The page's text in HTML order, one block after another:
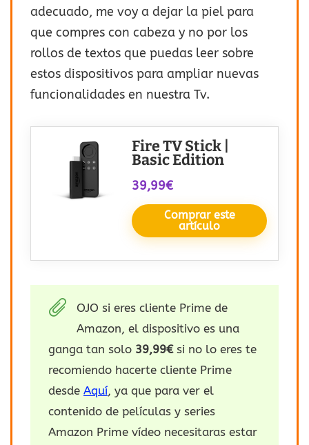
adecuado, me voy a dejar la piel para
que compres con cabeza y no por los
rollos de textos que puedas leer sobre
estos dispositivos para ampliar nuevas
funcionalidades en nuestra Tv.
Fire TV Stick |
Basic Edition
39,99€
Comprar este
artículo
OJO si eres cliente Prime de
Amazon, el dispositivo es una
ganga tan solo 39,99€si no lo eres te
recomiendo hacerte cliente Prime
desde Aquí, ya que para ver el
contenido de películas y series
Amazon Prime vídeo necesitaras estar